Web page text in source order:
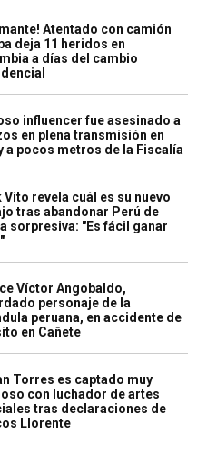
Atentado con camión
deja 11 heridos en
a días del cambio
influencer fue asesinado a
en plena transmisión en
a pocos metros de la Fiscalía
Vito revela cuál es su nuevo
tras abandonar Perú de
sorpresiva: "Es fácil ganar
Víctor Angobaldo,
personaje de la
peruana, en accidente de
en Cañete
Torres es captado muy
con luchador de artes
tras declaraciones de
Llorente